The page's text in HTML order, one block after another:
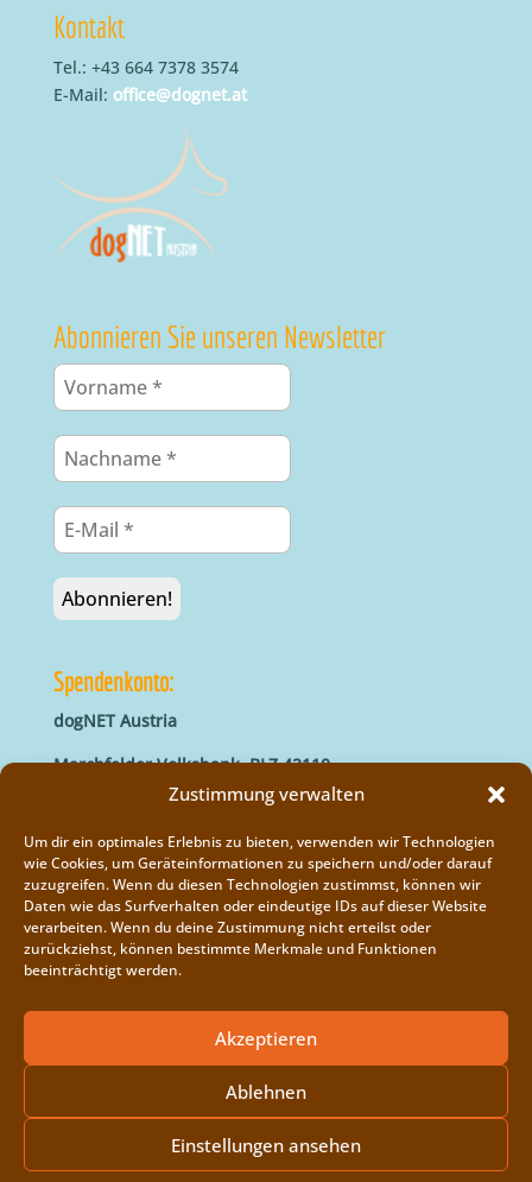
Zustimmung verwalten
Um dir ein optimales Erlebnis zu bieten, verwenden wir Technologien
wie Cookies, um Geräteinformationen zu speichern und/oder darauf
zuzugreifen. Wenn du diesen Technologien zustimmst, können wir
Daten wie das Surfverhalten oder eindeutige IDs auf dieser Website
verarbeiten. Wenn du deine Zustimmung nicht erteilst oder
zurückziehst, können bestimmte Merkmale und Funktionen
beeinträchtigt werden.
Akzeptieren
Ablehnen
Einstellungen ansehen
Kontakt
Tel.: +43 664 7378 3574
E-Mail: office@dognet.at
Abonnieren Sie unseren Newsletter
Spendenkonto:
dogNET Austria
Marchfelder Volksbank, BLZ 42110
IBAN: AT66 4211 0421 5000 0000
Cookie-Richtlinie (EU)